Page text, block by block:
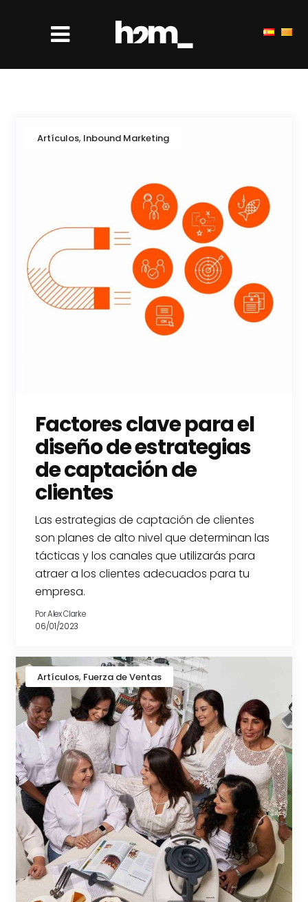
Artículos, Inbound Marketing
Factores clave para el
diseño de estrategias
de captación de
clientes
Las estrategias de captación de clientes
son planes de alto nivel que determinan las
tácticas y los canales que utilizarás para
atraer a los clientes adecuados para tu
empresa.
PorAlex Clarke
06/01/2023
Artículos, Fuerza de Ventas